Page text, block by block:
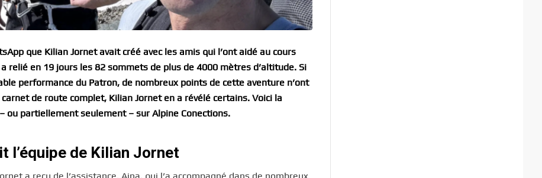
que Kilian Jornet avait créé avec les amis qui l’ont aidé au cours
relié en 19 jours les 82 sommets de plus de 4000 mètres d’altitude. Si
performance du Patron, de nombreux points de cette aventure n’ont
de route complet, Kilian Jornet en a révélé certains. Voici la
ou partiellement seulement – sur Alpine Conections.
l’équipe de Kilian Jornet